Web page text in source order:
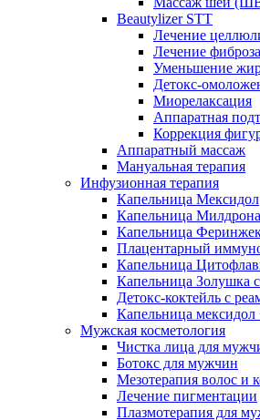
Beautylizer STT
Лечение
Лечение фиброза
Уменьшение
Детокс-
Миорелаксация
Аппаратная
Коррекция
Аппаратный массаж
Мануальная терапия
Инфузионная терапия
Капельница Мексидол
Капельница
Капельница
Плацентарный
Капельница
Капельница Золушка
Детокс-коктейль с
Капельница мексидол
Мужская косметология
Чистка лица для
Ботокс для мужчин
Мезотерапия волос и
Лечение пигментации
Плазмотерапия для